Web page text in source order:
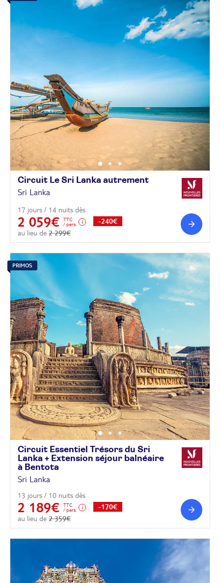
Circuit Le Sri Lanka autrement
Sri Lanka
17 jours / 14 nuits dès
2 059€
TTC
/ pers.
au lieu de 2 299€
-240€
PRIMOS
Circuit Essentiel Trésors du Sri
Lanka + Extension séjour balnéaire
à Bentota
Sri Lanka
13 jours / 10 nuits dès
2 189€
TTC
/ pers.
au lieu de 2 359€
-170€